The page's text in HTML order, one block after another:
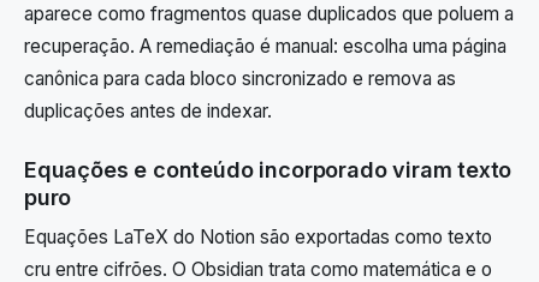
aparece como fragmentos quase duplicados que poluem a
recuperação. A remediação é manual: escolha uma página
canônica para cada bloco sincronizado e remova as
duplicações antes de indexar.
Equações e conteúdo incorporado viram texto
puro
Equações LaTeX do Notion são exportadas como texto
cru entre cifrões. O Obsidian trata como matemática e o